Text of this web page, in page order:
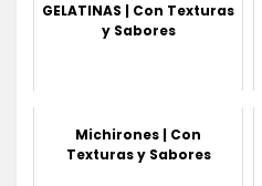
GELATINAS | Con Texturas
y Sabores
Michirones | Con
Texturas y Sabores